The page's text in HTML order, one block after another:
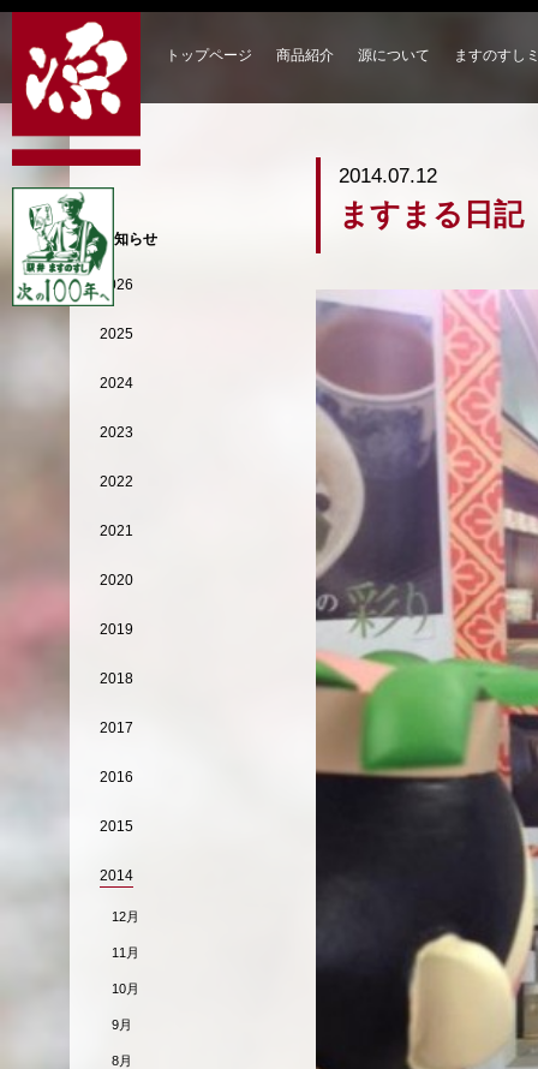
トップページ 商品紹介 源について ますのすし
2014.07.12
ますまる日記
お知らせ
2026
2025
2024
2023
2022
2021
2020
2019
2018
2017
2016
2015
2014
12月
11月
10月
9月
8月